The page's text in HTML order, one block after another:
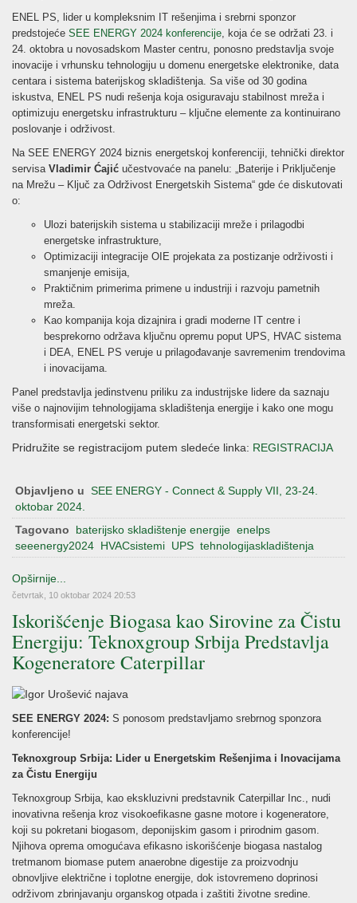
ENEL PS, lider u kompleksnim IT rešenjima i srebrni sponzor
predstojeće SEE ENERGY 2024 konferencije, koja će se održati 23. i
24. oktobra u novosadskom Master centru, ponosno predstavlja svoje
inovacije i vrhunsku tehnologiju u domenu energetske elektronike, data
centara i sistema baterijskog skladištenja. Sa više od 30 godina
iskustva, ENEL PS nudi rešenja koja osiguravaju stabilnost mreža i
optimizuju energetsku infrastrukturu – ključne elemente za kontinuirano
poslovanje i održivost.
Na SEE ENERGY 2024 biznis energetskoj konferenciji, tehnički direktor
servisa Vladimir Ćajić učestvovaće na panelu: „Baterije i Priključenje
na Mrežu – Ključ za Održivost Energetskih Sistema“ gde će diskutovati
o:
Ulozi baterijskih sistema u stabilizaciji mreže i prilagodbi
energetske infrastrukture,
Optimizaciji integracije OIE projekata za postizanje održivosti i
smanjenje emisija,
Praktičnim primerima primene u industriji i razvoju pametnih
mreža.
Kao kompanija koja dizajnira i gradi moderne IT centre i
besprekorno održava ključnu opremu poput UPS, HVAC sistema
i DEA, ENEL PS veruje u prilagođavanje savremenim trendovima
i inovacijama.
Panel predstavlja jedinstvenu priliku za industrijske lidere da saznaju
više o najnovijim tehnologijama skladištenja energije i kako one mogu
transformisati energetski sektor.
Pridružite se registracijom putem sledeće linka: REGISTRACIJA
Objavljeno u SEE ENERGY - Connect & Supply VII, 23-24.
oktobar 2024.
Tagovano
baterijsko skladištenje energije enelps
seeenergy2024 HVACsistemi UPS tehnologijaskladištenja
Opširnije...
četvrtak, 10 oktobar 2024 20:53
Iskorišćenje Biogasa kao Sirovine za Čistu
Energiju: Teknoxgroup Srbija Predstavlja
Kogeneratore Caterpillar
SEE ENERGY 2024: S ponosom predstavljamo srebrnog sponzora
konferencije!
Teknoxgroup Srbija: Lider u Energetskim Rešenjima i Inovacijama
za Čistu Energiju
Teknoxgroup Srbija, kao ekskluzivni predstavnik Caterpillar Inc., nudi
inovativna rešenja kroz visokoefikasne gasne motore i kogeneratore,
koji su pokretani biogasom, deponijskim gasom i prirodnim gasom.
Njihova oprema omogućava efikasno iskorišćenje biogasa nastalog
tretmanom biomase putem anaerobne digestije za proizvodnju
obnovljive električne i toplotne energije, dok istovremeno doprinosi
održivom zbrinjavanju organskog otpada i zaštiti životne sredine.